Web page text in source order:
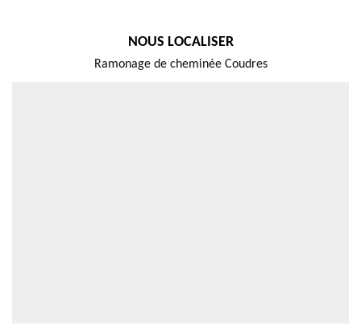
NOUS LOCALISER
Ramonage de cheminée Coudres